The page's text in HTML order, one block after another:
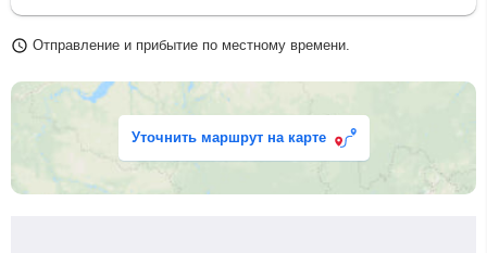
Отправление и прибытие по местному времени.
Уточнить маршрут на карте